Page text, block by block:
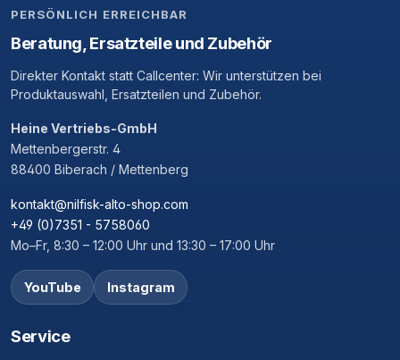
PERSÖNLICH ERREICHBAR
Beratung, Ersatzteile und Zubehör
Direkter Kontakt statt Callcenter: Wir unterstützen bei
Produktauswahl, Ersatzteilen und Zubehör.
Heine Vertriebs-GmbH
Mettenbergerstr. 4
88400 Biberach / Mettenberg
kontakt@nilfisk-alto-shop.com
+49 (0)7351 - 5758060
Mo–Fr, 8:30 – 12:00 Uhr und 13:30 – 17:00 Uhr
YouTube Instagram
Service